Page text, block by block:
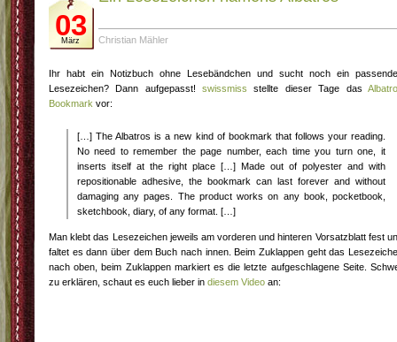
03
März Christian Mähler
Ihr habt ein Notizbuch ohne Lesebändchen und sucht noch ein
Lesezeichen? Dann aufgepasst!swissmiss stellte dieser Tage das
Bookmark vor:
[…] The Albatros is a new kind of bookmark that follows your reading.
No need to remember the page number, each time you turn one, it
inserts itself at the right place […] Made out of polyester and with
repositionable adhesive, the bookmark can last forever and without
damaging any pages. The product works on any book, pocketbook,
sketchbook, diary, of any format. […]
Man klebt das Lesezeichen jeweils am vorderen und hinteren Vorsatzblatt fest
faltet es dann über dem Buch nach innen. Beim Zuklappen geht das
nach oben, beim Zuklappen markiert es die letzte aufgeschlagene Seite.
zu erklären, schaut es euch lieber in diesem Video an: